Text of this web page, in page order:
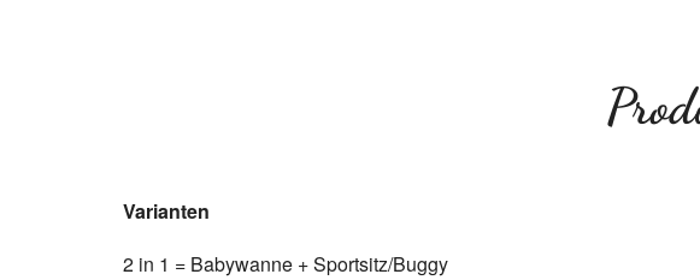
Varianten
2 in 1 = Babywanne + Sportsitz/Buggy